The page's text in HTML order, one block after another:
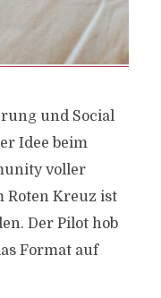
und Social
Idee beim
voller
Roten Kreuz ist
Der Pilot hob
Format auf